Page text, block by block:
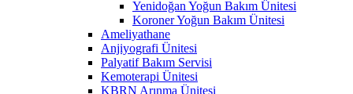
Yenidoğan Yoğun Bakım Ünitesi
Koroner Yoğun Bakım Ünitesi
Ameliyathane
Anjiyografi Ünitesi
Palyatif Bakım Servisi
Kemoterapi Ünitesi
KBRN Arınma Ünitesi